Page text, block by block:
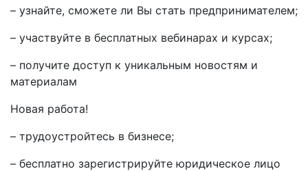
– узнайте, сможете ли Вы стать предпринимателем;
– участвуйте в бесплатных вебинарах и курсах;
– получите доступ к уникальным новостям и
материалам
Новая работа!
– трудоустройтесь в бизнесе;
– бесплатно зарегистрируйте юридическое лицо